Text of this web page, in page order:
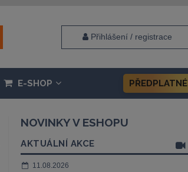
Přihlášení / registrace
E-SHOP PŘEDPLATNÉ
NOVINKY V ESHOPU
AKTUÁLNÍ AKCE
11.08.2026